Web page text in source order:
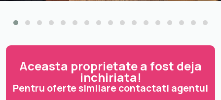
Aceasta proprietate a fost deja
inchiriata!
Pentru oferte similare contactati agentul